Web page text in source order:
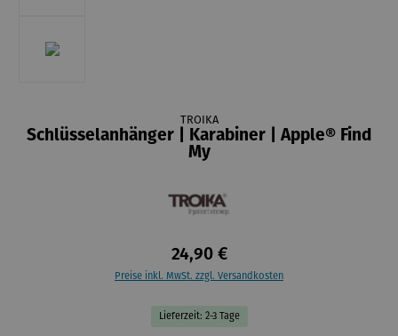
TROIKA
Schlüsselanhänger | Karabiner | Apple® Find
My
24,90 €
Preise inkl. MwSt. zzgl. Versandkosten
Lieferzeit: 2-3 Tage